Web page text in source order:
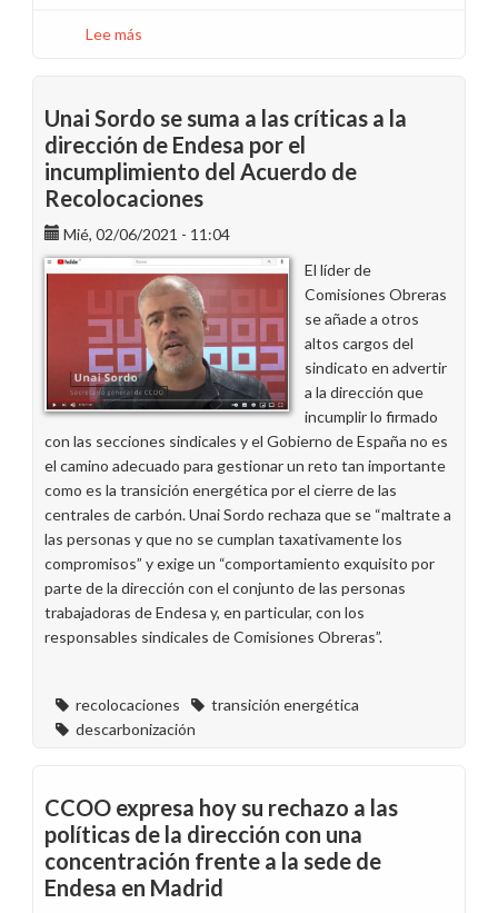
Lee más
Comisión
de
Recolocaciones
por
el
arranque
de
As
Pontes
Unai Sordo se suma a las críticas a la
dirección de Endesa por el
incumplimiento del Acuerdo de
Recolocaciones
Mié, 02/06/2021 - 11:04
El líder de
Comisiones Obreras
se añade a otros
altos cargos del
sindicato en advertir
a la dirección que
incumplir lo firmado
con las secciones sindicales y el Gobierno de España no es
el camino adecuado para gestionar un reto tan importante
como es la transición energética por el cierre de las
centrales de carbón. Unai Sordo rechaza que se “maltrate a
las personas y que no se cumplan taxativamente los
compromisos” y exige un “comportamiento exquisito por
parte de la dirección con el conjunto de las personas
trabajadoras de Endesa y, en particular, con los
responsables sindicales de Comisiones Obreras”.
recolocaciones
transición energética
descarbonización
CCOO expresa hoy su rechazo a las
políticas de la dirección con una
concentración frente a la sede de
Endesa en Madrid